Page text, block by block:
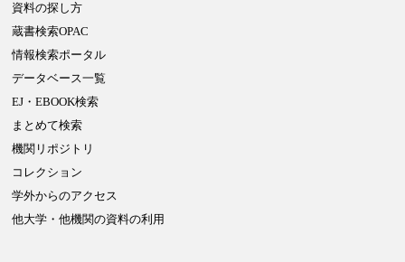
資料の探し方
蔵書検索OPAC
情報検索ポータル
データベース一覧
EJ・EBOOK検索
まとめて検索
機関リポジトリ
コレクション
学外からのアクセス
他大学・他機関の資料の利用